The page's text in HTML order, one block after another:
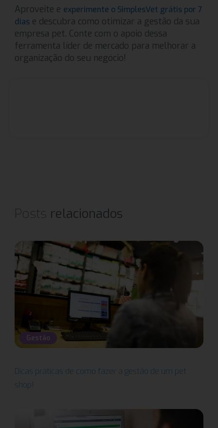
Aproveite e experimente o SimplesVet grátis por 7
dias e descubra como otimizar a gestão da sua
empresa pet. Conte com o apoio dessa
ferramenta líder de mercado para melhorar a
organização do seu negócio!
Posts relacionados
Gestão
Dicas práticas de como fazer a gestão de um pet
shop!